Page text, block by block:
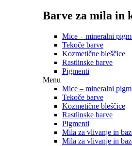
Barve za mila in
Mice – mineralni
Tekoče barve
Kozmetične bleščice
Rastlinske barve
Pigmenti
Menu
Mice – mineralni
Tekoče barve
Kozmetične bleščice
Rastlinske barve
Pigmenti
Mila za vlivanje in
Mila za vlivanje in